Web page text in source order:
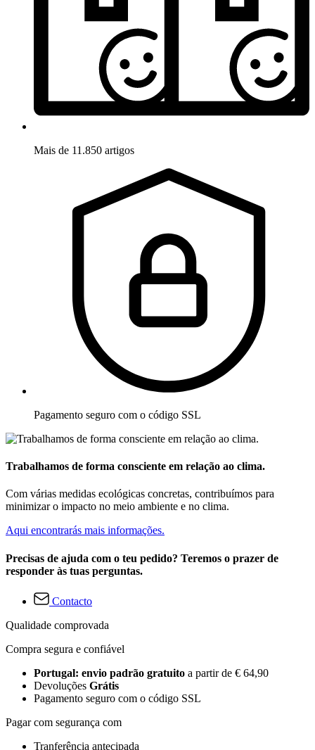
Mais de 11.850 artigos
Pagamento seguro com o código SSL
Trabalhamos de forma consciente em relação ao clima.
Com várias medidas ecológicas concretas, contribuímos para
minimizar o impacto no meio ambiente e no clima.
Aqui encontrarás mais informações.
Precisas de ajuda com o teu pedido? Teremos o prazer de
responder às tuas perguntas.
Contacto
Qualidade comprovada
Compra segura e confiável
Portugal: envio padrão gratuito a partir de € 64,90
Devoluções Grátis
Pagamento seguro com o código SSL
Pagar com segurança com
Tranferência antecipada